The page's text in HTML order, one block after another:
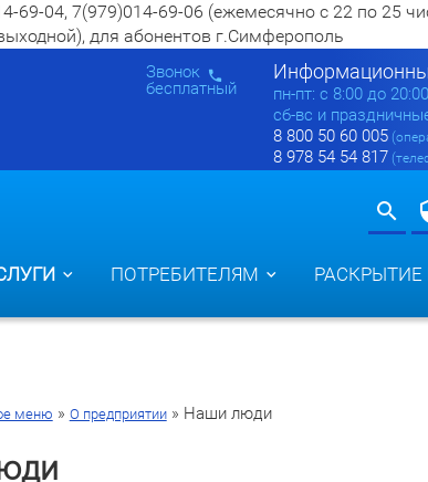
04, 7(979)014-69-06 (ежемесячно с 22 по 25
для абонентов г.Симферополь
пн-пт: c 8:00 до 20:00
сб-вс и
8 800 50 60 005
8 978 54 54 817
Звонок
бесплатный
ПОТРЕБИТЕЛЯМ
меню » О предприятии» Наши люди